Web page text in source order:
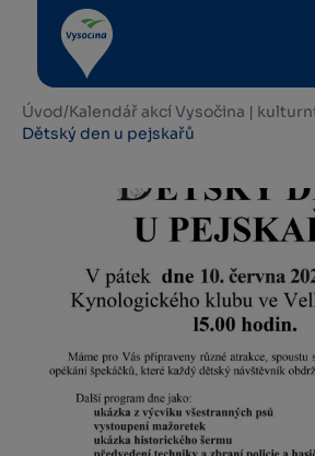
Úvod/Kalendář akcí Vysočina |
Dětský den u pejskařů